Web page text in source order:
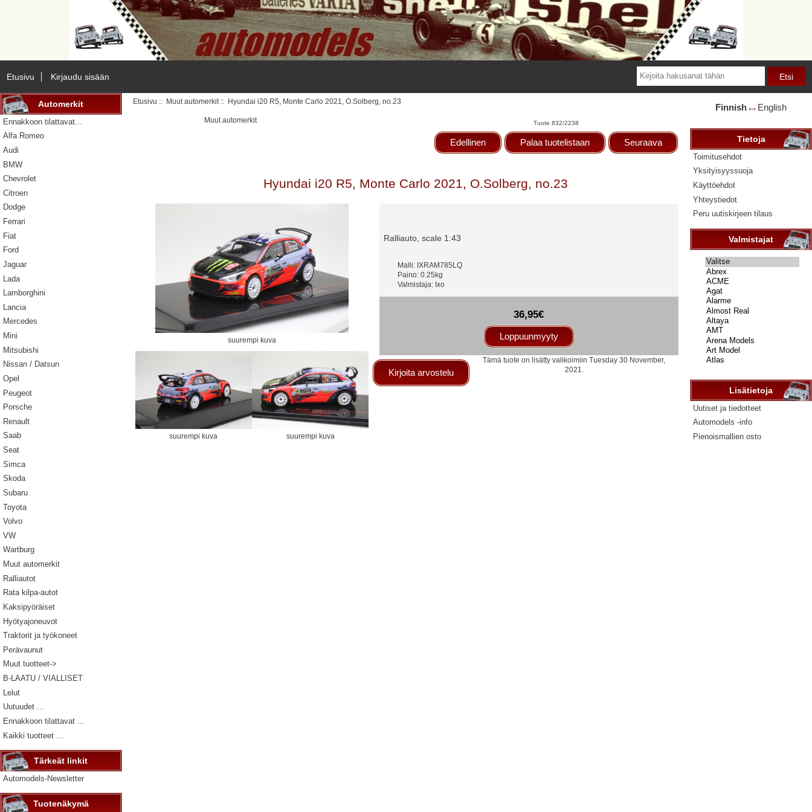
Etusivu Kirjaudu sisään
Automerkit
Ennakkoon tilattavat...
Alfa Romeo
Audi
BMW
Chevrolet
Citroen
Dodge
Ferrari
Fiat
Ford
Jaguar
Lada
Lamborghini
Lancia
Mercedes
Mini
Mitsubishi
Nissan / Datsun
Opel
Peugeot
Porsche
Renault
Saab
Seat
Simca
Skoda
Subaru
Toyota
Volvo
VW
Wartburg
Muut automerkit
Ralliautot
Rata kilpa-autot
Kaksipyöräiset
Hyötyajoneuvot
Traktorit ja työkoneet
Perävaunut
Muut tuotteet->
B-LAATU / VIALLISET
Lelut
Uutuudet ...
Ennakkoon tilattavat ...
Kaikki tuotteet ...
Tärkeät linkit
Automodels-Newsletter
Tuotenäkymä
Etusivu :: Muut automerkit :: Hyundai i20 R5, Monte Carlo 2021, O.Solberg, no.23
Muut automerkit Tuote 832/2238
Edellinen Palaa tuotelistaan Seuraava
Hyundai i20 R5, Monte Carlo 2021, O.Solberg, no.23
suurempi kuva
suurempi kuva suurempi kuva
Ralliauto, scale 1:43
Malli: IXRAM785LQ
Paino: 0.25kg
Valmistaja: Ixo
36,95€
Loppuunmyyty
Kirjoita arvostelu
Tämä tuote on lisätty valikoimiin Tuesday 30 November,
2021.
Finnish 🡘 English
Tietoja
Toimitusehdot
Yksityisyyssuoja
Käyttöehdot
Yhteystiedot
Peru uutiskirjeen tilaus
Valmistajat
Valitse
...
Lisätietoja
Uutiset ja tiedotteet
Automodels -info
Pienoismallien osto